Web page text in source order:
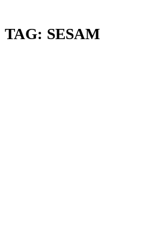
TAG: SESAM